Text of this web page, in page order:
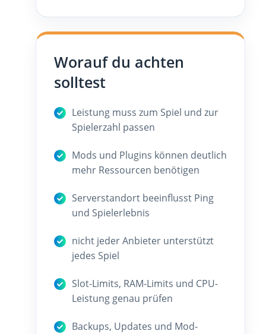
Worauf du achten
solltest
Leistung muss zum Spiel und zur
Spielerzahl passen
Mods und Plugins können deutlich
mehr Ressourcen benötigen
Serverstandort beeinflusst Ping
und Spielerlebnis
nicht jeder Anbieter unterstützt
jedes Spiel
Slot-Limits, RAM-Limits und CPU-
Leistung genau prüfen
Backups, Updates und Mod-